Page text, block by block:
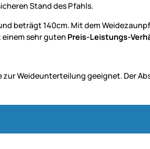
Stand des Pfahls.
beträgt 140cm. Mit dem
einem sehr guten Preis-Leistungs-
Weideunterteilung geeignet. Der